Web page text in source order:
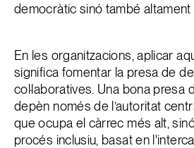
democràtic sinó també altament
En les organitzacions, aplicar
significa fomentar la presa de
col·laboratives. Una bona presa
depèn només de l’autoritat
que ocupa el càrrec més alt,
procés inclusiu, basat en